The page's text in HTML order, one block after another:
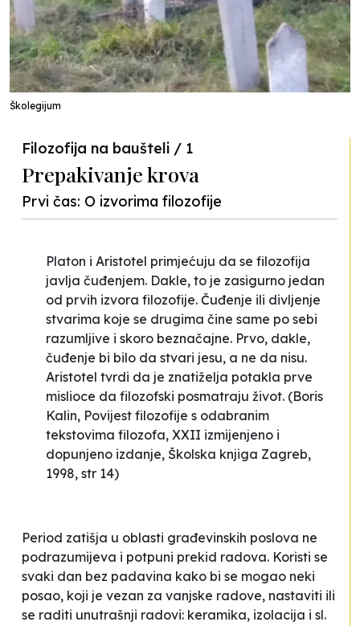
Školegijum
Filozofija na baušteli / 1
Prepakivanje krova
Prvi čas: O izvorima filozofije
Platon i Aristotel primjećuju da se filozofija
javlja čuđenjem. Dakle, to je zasigurno jedan
od prvih izvora filozofije. Čuđenje ili divljenje
stvarima koje se drugima čine same po sebi
razumljive i skoro beznačajne. Prvo, dakle,
čuđenje bi bilo da stvari jesu, a ne da nisu.
Aristotel tvrdi da je znatiželja potakla prve
mislioce da filozofski posmatraju život. (Boris
Kalin, Povijest filozofije s odabranim
tekstovima filozofa, XXII izmijenjeno i
dopunjeno izdanje, Školska knjiga Zagreb,
1998, str 14)
Period zatišja u oblasti građevinskih poslova ne
podrazumijeva i potpuni prekid radova. Koristi se
svaki dan bez padavina kako bi se mogao neki
posao, koji je vezan za vanjske radove, nastaviti ili
se raditi unutrašnji radovi: keramika, izolacija i sl.